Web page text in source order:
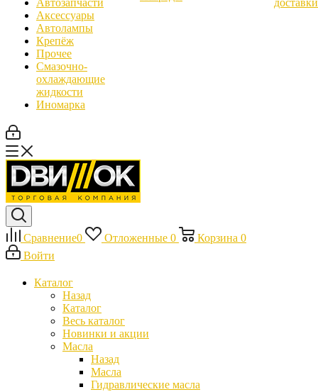
Автозапчасти
Аксессуары
Автолампы
Крепёж
Прочее
Смазочно-
охлаждающие
жидкости
Иномарка
доставки
Сравнение0 Отложенные 0 Корзина 0
Войти
Каталог
Назад
Каталог
Весь каталог
Новинки и акции
Масла
Назад
Масла
Гидравлические масла